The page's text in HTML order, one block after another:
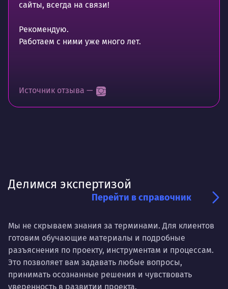
сайты, всегда на связи!
Рекомендую.
Работаем с ними уже много лет.
Источник отзыва —
Делимся экспертизой
Перейти в справочник
Мы не скрываем знания за терминами. Для клиентов
готовим обучающие материалы и подробные
разъяснения по проекту, инструментам и процессам.
Это позволяет вам задавать любые вопросы,
принимать осознанные решения и чувствовать
уверенность в развитии проекта.